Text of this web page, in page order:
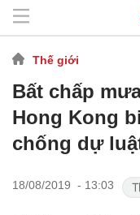
Thế giới
Bất chấp
Hong Kong
chống dự
18/08/2019 - 13:03